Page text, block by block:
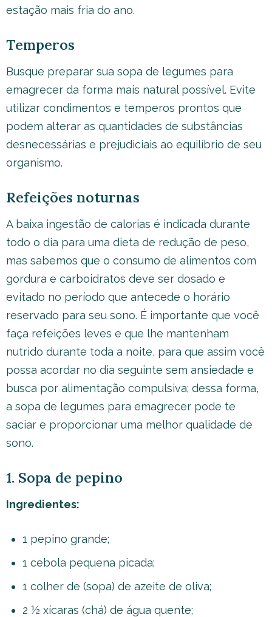
estação mais fria do ano.
Temperos
Busque preparar sua sopa de legumes para
emagrecer da forma mais natural possível. Evite
utilizar condimentos e temperos prontos que
podem alterar as quantidades de substâncias
desnecessárias e prejudiciais ao equilíbrio de seu
organismo.
Refeições noturnas
A baixa ingestão de calorias é indicada durante
todo o dia para uma dieta de redução de peso,
mas sabemos que o consumo de alimentos com
gordura e carboidratos deve ser dosado e
evitado no período que antecede o horário
reservado para seu sono. É importante que você
faça refeições leves e que lhe mantenham
nutrido durante toda a noite, para que assim você
possa acordar no dia seguinte sem ansiedade e
busca por alimentação compulsiva; dessa forma,
a sopa de legumes para emagrecer pode te
saciar e proporcionar uma melhor qualidade de
sono.
1. Sopa de pepino
Ingredientes:
1 pepino grande;
1 cebola pequena picada;
1 colher de (sopa) de azeite de oliva;
2 ½ xícaras (chá) de água quente;